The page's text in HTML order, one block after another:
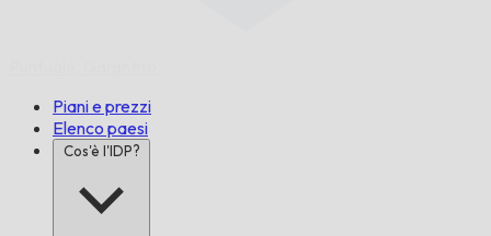
Piani e prezzi
Elenco paesi
Cos'è l'IDP?